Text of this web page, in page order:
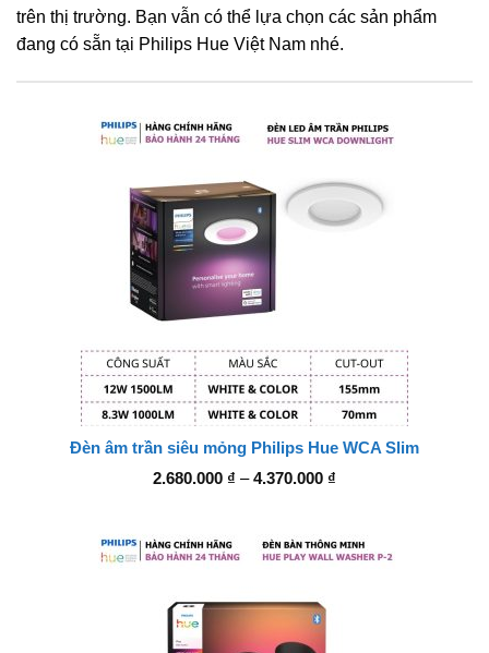
trên thị trường. Bạn vẫn có thể lựa chọn các sản phẩm
đang có sẵn tại Philips Hue Việt Nam nhé.
Đèn âm trần siêu mỏng Philips Hue WCA Slim
2.680.000 ₫ – 4.370.000 ₫
đến
4.370.000 ₫